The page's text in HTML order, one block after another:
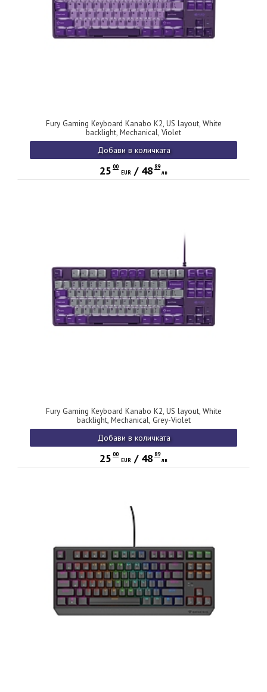
Fury Gaming Keyboard Kanabo K2, US layout, White
backlight, Mechanical, Violet
Добави в количката
25 00
EUR / 48 89
лв
Fury Gaming Keyboard Kanabo K2, US layout, White
backlight, Mechanical, Grey-Violet
Добави в количката
25 00
EUR / 48 89
лв